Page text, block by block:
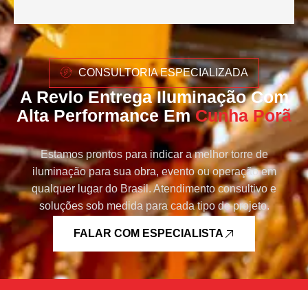
CONSULTORIA ESPECIALIZADA
A Revlo Entrega Iluminação Com
Alta Performance EmCunha Porã
Estamos prontos para indicar a melhor torre de
iluminação para sua obra, evento ou operação em
qualquer lugar do Brasil. Atendimento consultivo e
soluções sob medida para cada tipo de projeto.
FALAR COM ESPECIALISTA